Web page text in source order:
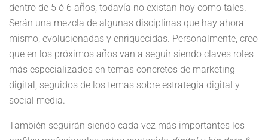
dentro de 5 ó 6 años, todavía no existan hoy como tales.
Serán una mezcla de algunas disciplinas que hay ahora
mismo, evolucionadas y enriquecidas. Personalmente, creo
que en los próximos años van a seguir siendo claves roles
más especializados en temas concretos de marketing
digital, seguidos de los temas sobre estrategia digital y
social media.
También seguirán siendo cada vez más importantes los